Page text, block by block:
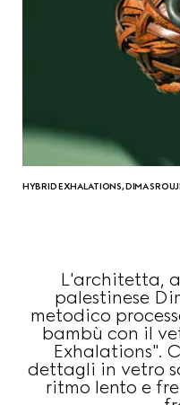
HYBRID EXHALATIONS, DIMA SROUJI
L'architetta,
palestinese
metodico
bambù con il
Exhalations".
dettagli in vetro
ritmo lento e